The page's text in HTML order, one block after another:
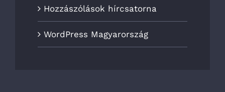
Hozzászólások hírcsatorna
WordPress Magyarország